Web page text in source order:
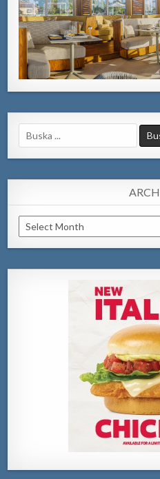
Search
for:
Archivo